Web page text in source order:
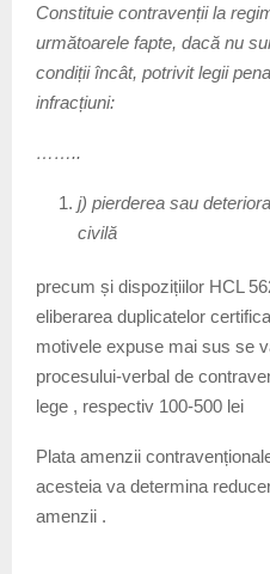
Constituie contravenții la
următoarele fapte, dacă nu
condiții încât, potrivit legii
infracțiuni:
……..
j) pierderea sau
civilă
precum și dispozițiilor HCL
eliberarea duplicatelor
motivele expuse mai sus se
procesului-verbal de
lege , respectiv 100-500 lei
Plata amenzii
acesteia va determina
amenzii .